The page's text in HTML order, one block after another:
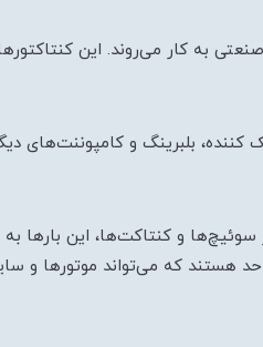
به کار می‌روند. این
بلبرینگ و کامپوننت‌های
سوئیچ‌ها و کنتاکت‌ها، این
هستند که می‌تواند موتورها و